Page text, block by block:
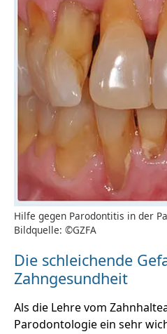
Hilfe gegen Parodontitis in der
Bildquelle: ©GZFA
Die schleichende
Zahngesundheit
Als die Lehre vom
Parodontologie ein sehr